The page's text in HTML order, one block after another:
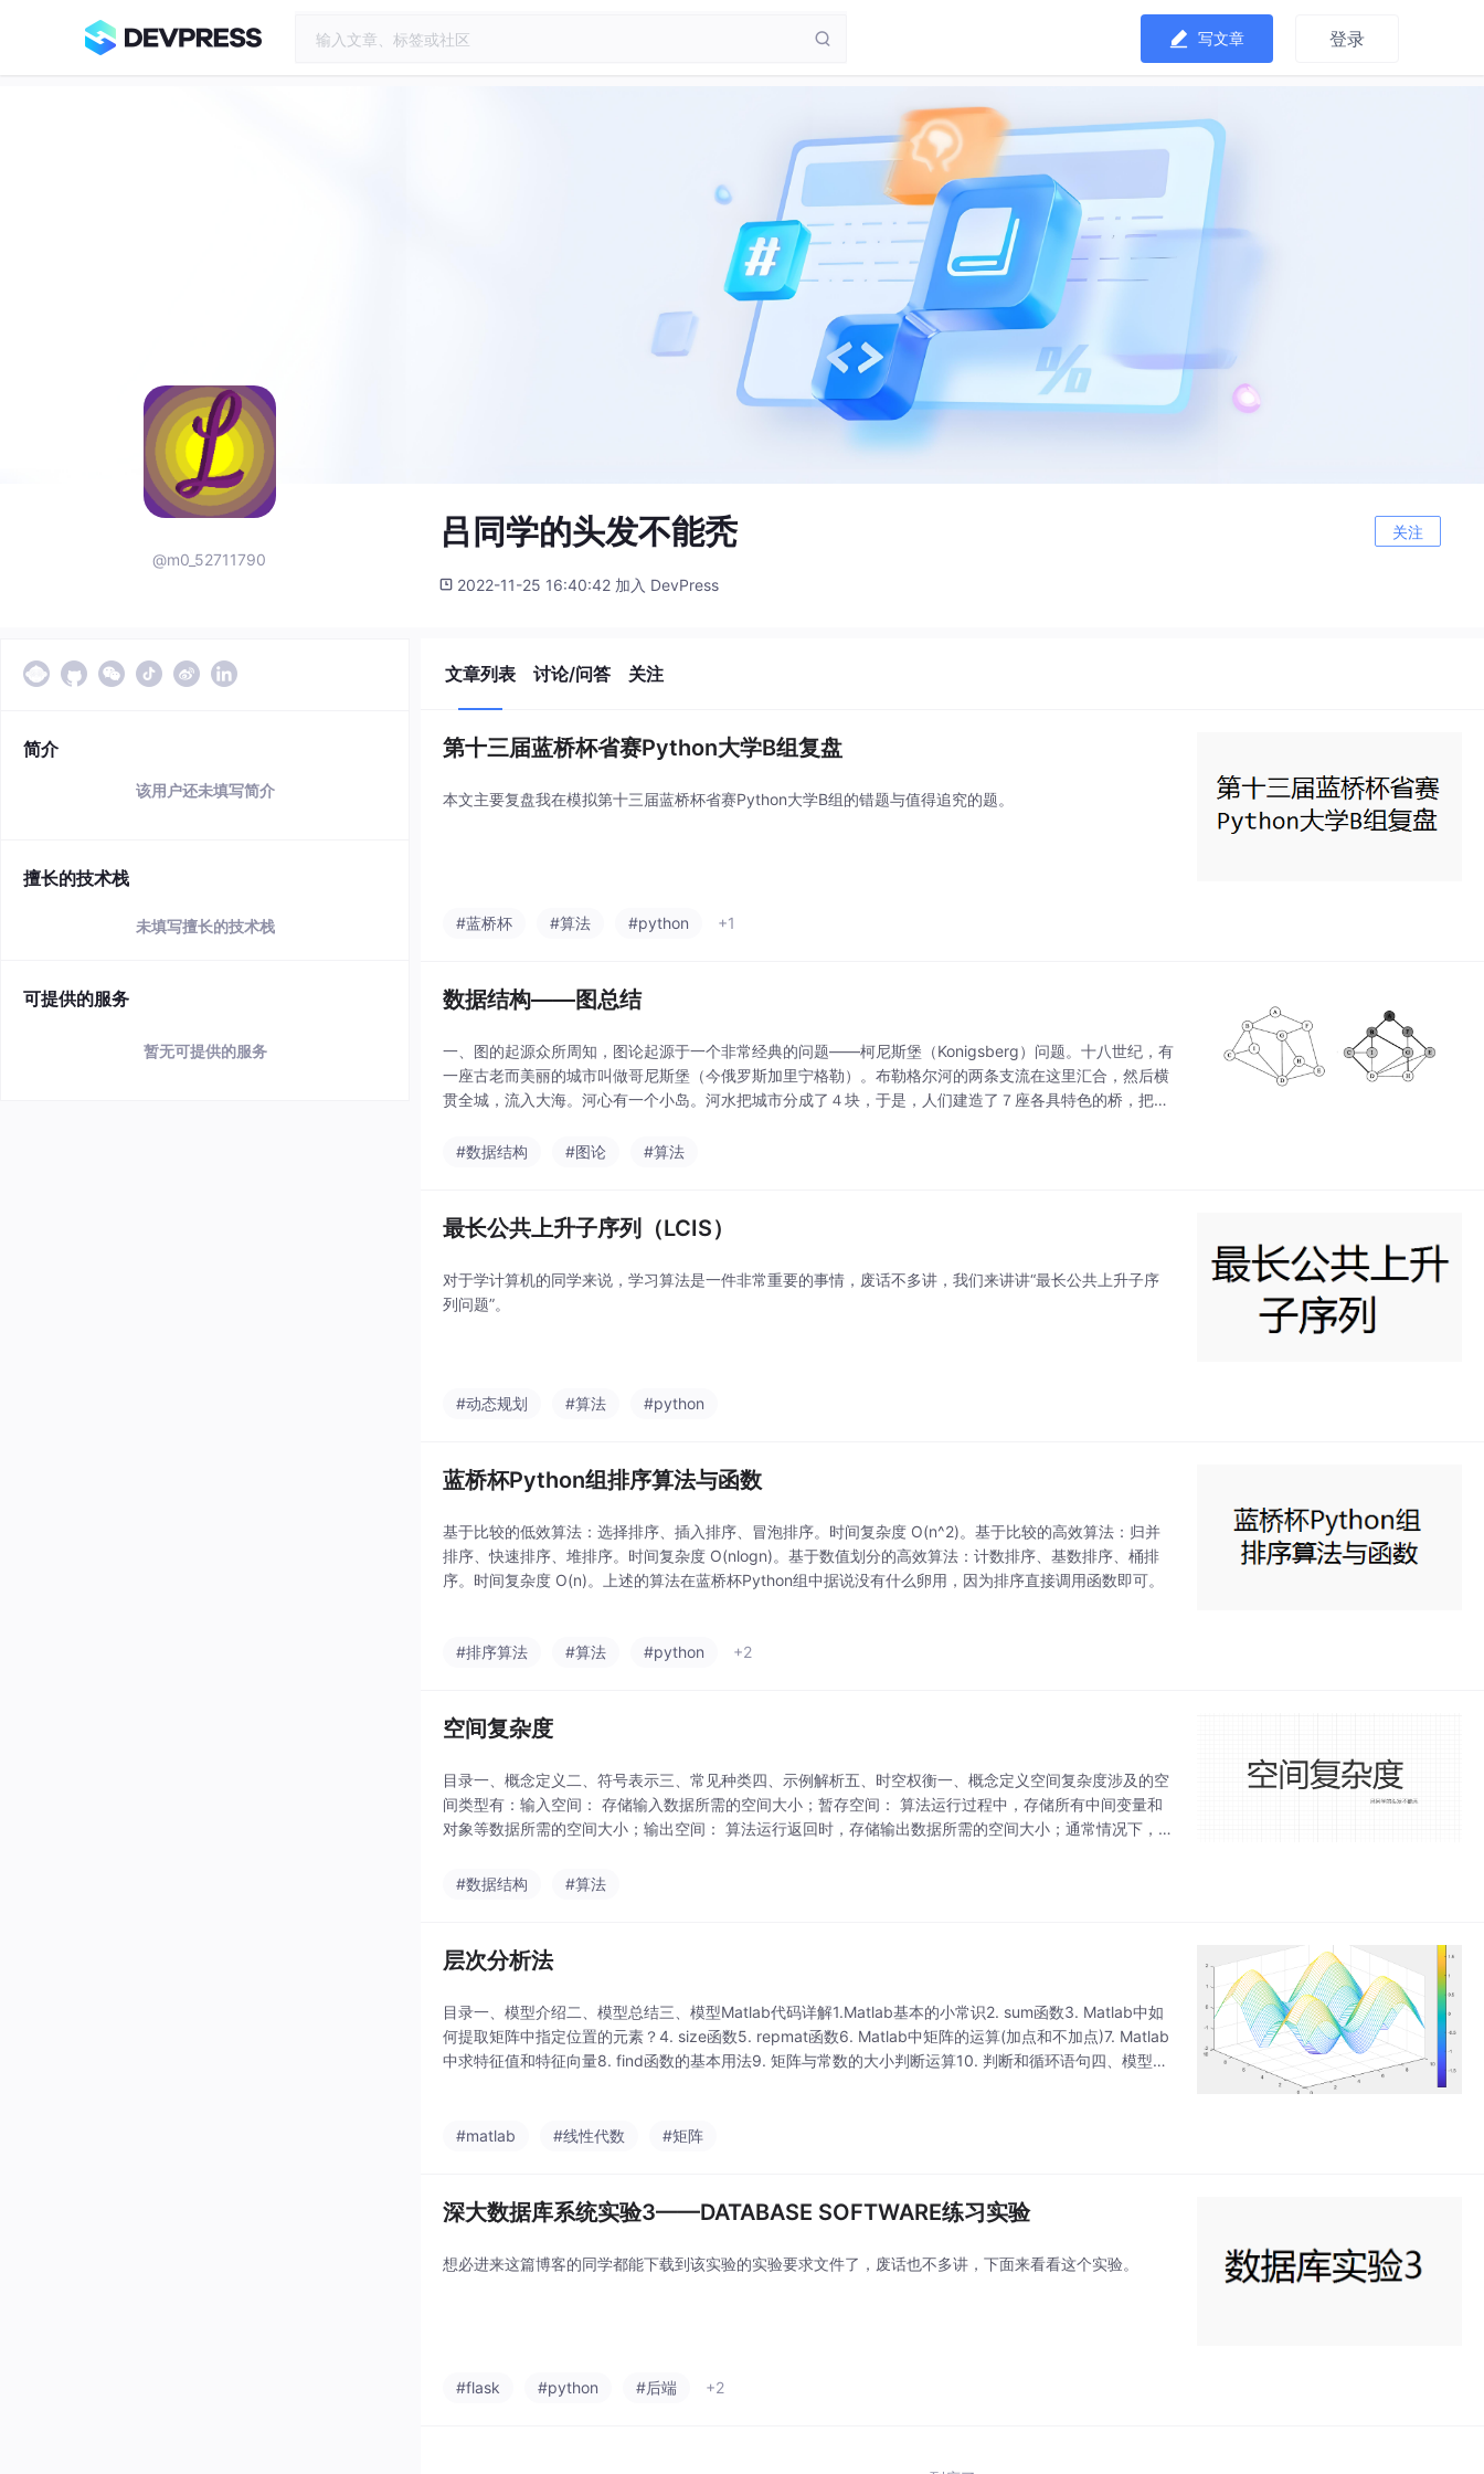
写文章 登录
@m0_52711790
吕同学的头发不能秃 关注
2022-11-25 16:40:42 加入 DevPress
简介
该用户还未填写简介
擅长的技术栈
未填写擅长的技术栈
可提供的服务
暂无可提供的服务
文章列表 讨论/问答 关注
第十三届蓝桥杯省赛Python大学B组复盘
本文主要复盘我在模拟第十三届蓝桥杯省赛Python大学B组的错题与值得追究的题。
#蓝桥杯 #算法 #python +1
数据结构——图总结
一、图的起源众所周知，图论起源于一个非常经典的问题——柯尼斯堡（Konigsberg）问题。十八世纪，有
一座古老而美丽的城市叫做哥尼斯堡（今俄罗斯加里宁格勒）。布勒格尔河的两条支流在这里汇合，然后横
贯全城，流入大海。河心有一个小岛。河水把城市分成了４块，于是，人们建造了７座各具特色的桥，把哥
次，最后回到原
#数据结构 #图论 #算法
最长公共上升子序列（LCIS）
对于学计算机的同学来说，学习算法是一件非常重要的事情，废话不多讲，我们来讲讲“最长公共上升子序
列问题”。
#动态规划 #算法 #python
蓝桥杯Python组排序算法与函数
基于比较的低效算法：选择排序、插入排序、冒泡排序。时间复杂度 O(n^2)。基于比较的高效算法：归并
排序、快速排序、堆排序。时间复杂度 O(nlogn)。基于数值划分的高效算法：计数排序、基数排序、桶排
序。时间复杂度 O(n)。上述的算法在蓝桥杯Python组中据说没有什么卵用，因为排序直接调用函数即可。
#排序算法 #算法 #python +2
空间复杂度
目录一、概念定义二、符号表示三、常见种类四、示例解析五、时空权衡一、概念定义空间复杂度涉及的空
间类型有：输入空间： 存储输入数据所需的空间大小；暂存空间： 算法运行过程中，存储所有中间变量和
对象等数据所需的空间大小；输出空间： 算法运行返回时，存储输出数据所需的空间大小；通常情况下，空
同来源，算法使用
#数据结构 #算法
层次分析法
目录一、模型介绍二、模型总结三、模型Matlab代码详解1.Matlab基本的小常识2. sum函数3. Matlab中如
何提取矩阵中指定位置的元素？4. size函数5. repmat函数6. Matlab中矩阵的运算(加点和不加点)7. Matlab
中求特征值和特征向量8. find函数的基本用法9. 矩阵与常数的大小判断运算10. 判断和循环语句四、模型代
#matlab #线性代数 #矩阵
深大数据库系统实验3——DATABASE SOFTWARE练习实验
想必进来这篇博客的同学都能下载到该实验的实验要求文件了，废话也不多讲，下面来看看这个实验。
#flask #python #后端 +2